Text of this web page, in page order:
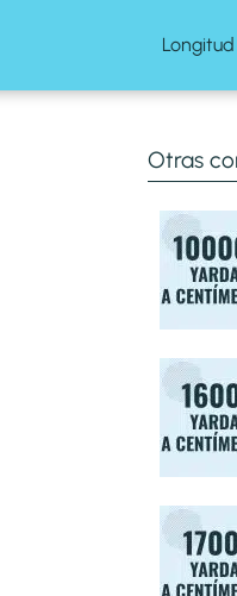
Longitud
Otras